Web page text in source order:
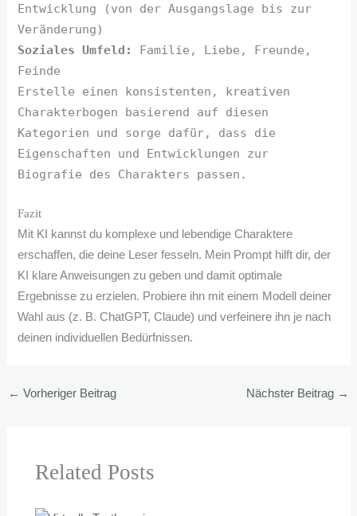
Entwicklung (von der Ausgangslage bis zur
Veränderung)
Soziales Umfeld:
Familie, Liebe, Freunde,
Feinde
Erstelle einen konsistenten, kreativen
Charakterbogen basierend auf diesen
Kategorien und sorge dafür, dass die
Eigenschaften und Entwicklungen zur
Biografie des Charakters passen.
Fazit
Mit KI kannst du komplexe und lebendige Charaktere
erschaffen, die deine Leser fesseln. Mein Prompt hilft dir, der
KI klare Anweisungen zu geben und damit optimale
Ergebnisse zu erzielen. Probiere ihn mit einem Modell deiner
Wahl aus (z. B. ChatGPT, Claude) und verfeinere ihn je nach
deinen individuellen Bedürfnissen.
← Vorheriger Beitrag Nächster Beitrag →
Related Posts